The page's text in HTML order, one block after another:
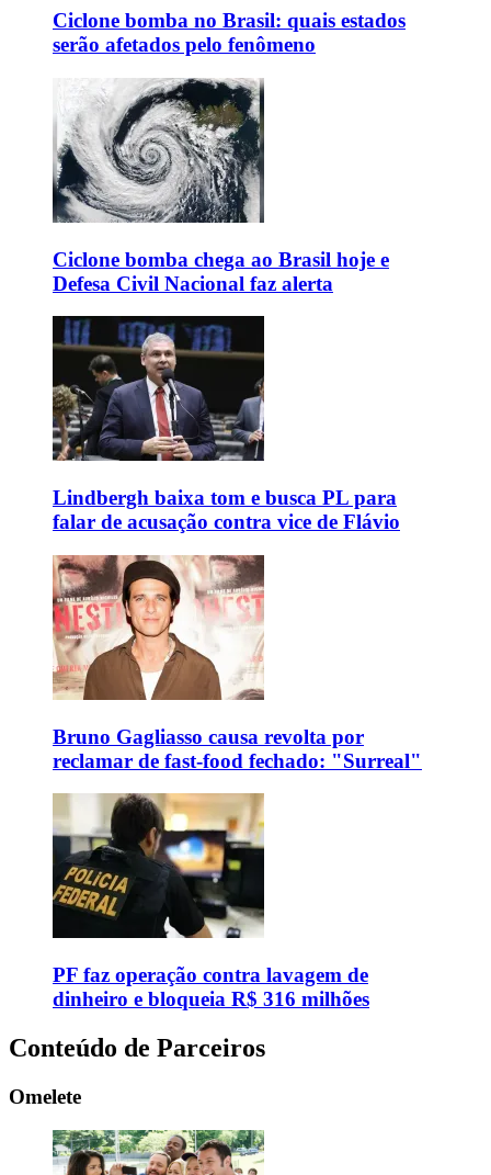
Ciclone bomba no Brasil: quais estados
serão afetados pelo fenômeno
Ciclone bomba chega ao Brasil hoje e
Defesa Civil Nacional faz alerta
Lindbergh baixa tom e busca PL para
falar de acusação contra vice de Flávio
Bruno Gagliasso causa revolta por
reclamar de fast-food fechado: "Surreal"
PF faz operação contra lavagem de
dinheiro e bloqueia R$ 316 milhões
Conteúdo de Parceiros
Omelete